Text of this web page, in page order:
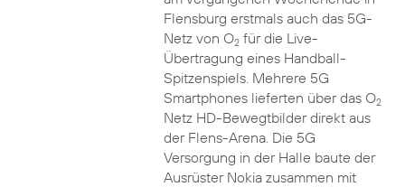
Flensburg erstmals auch das 5G-
Netz von O2für die Live-
Übertragung eines Handball-
Spitzenspiels. Mehrere 5G
Smartphones lieferten über das O2
Netz HD-Bewegtbilder direkt aus
der Flens-Arena. Die 5G
Versorgung in der Halle baute der
Ausrüster Nokia zusammen mit